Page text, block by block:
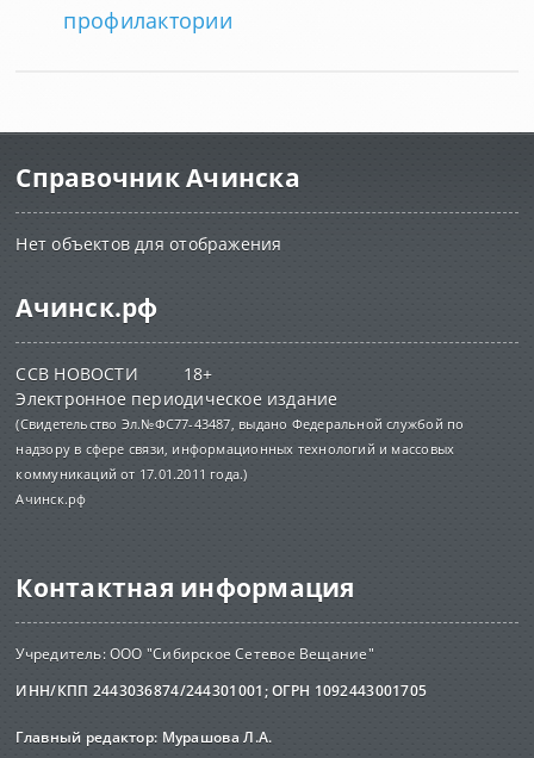
профилактории
Справочник Ачинска
Нет объектов для отображения
Ачинск.рф
ССВ НОВОСТИ 18+
Электронное периодическое издание
(Свидетельство Эл.№ФС77-43487, выдано Федеральной службой по
надзору в сфере связи, информационных технологий и массовых
коммуникаций от 17.01.2011 года.)
Ачинск.рф
Контактная информация
Учредитель: ООО "Сибирское Сетевое Вещание"
ИНН/КПП 2443036874/244301001; ОГРН 1092443001705
Главный редактор: Мурашова Л.А.